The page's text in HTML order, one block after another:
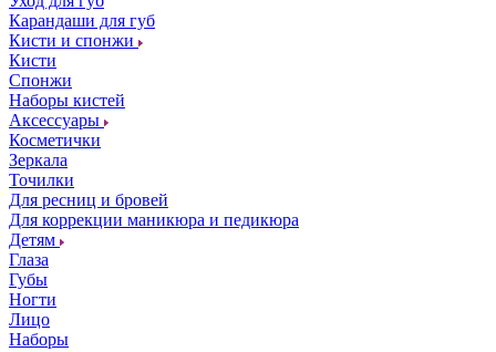
Карандаши для губ
Кисти и спонжи
Кисти
Спонжи
Наборы кистей
Аксессуары
Косметички
Зеркала
Точилки
Для ресниц и бровей
Для коррекции маникюра и педикюра
Детям
Глаза
Губы
Ногти
Лицо
Наборы